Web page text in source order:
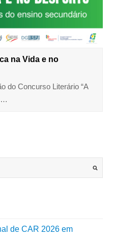
na Vida e no
do Concurso Literário “A
de CAR 2026 em